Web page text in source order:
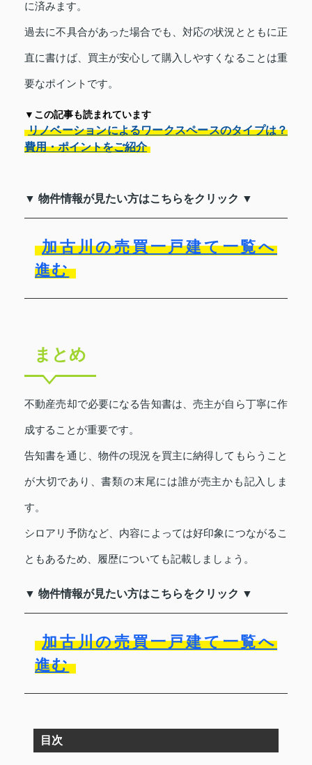
に済みます。
過去に不具合があった場合でも、対応の状況とともに正
直に書けば、買主が安心して購入しやすくなることは重
要なポイントです。
▼この記事も読まれています
リノベーションによるワークスペースのタイプは？
費用・ポイントをご紹介
▼ 物件情報が見たい方はこちらをクリック ▼
加古川の売買一戸建て一覧へ
進む
まとめ
不動産売却で必要になる告知書は、売主が自ら丁寧に作
成することが重要です。
告知書を通じ、物件の現況を買主に納得してもらうこと
が大切であり、書類の末尾には誰が売主かも記入しま
す。
シロアリ予防など、内容によっては好印象につながるこ
ともあるため、履歴についても記載しましょう。
▼ 物件情報が見たい方はこちらをクリック ▼
加古川の売買一戸建て一覧へ
進む
目次